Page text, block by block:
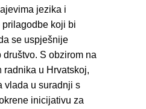
jezika i
prilagodbe koji bi
se uspješnije
S obzirom na
radnika u Hrvatskoj,
vlada u suradnji s
inicijativu za